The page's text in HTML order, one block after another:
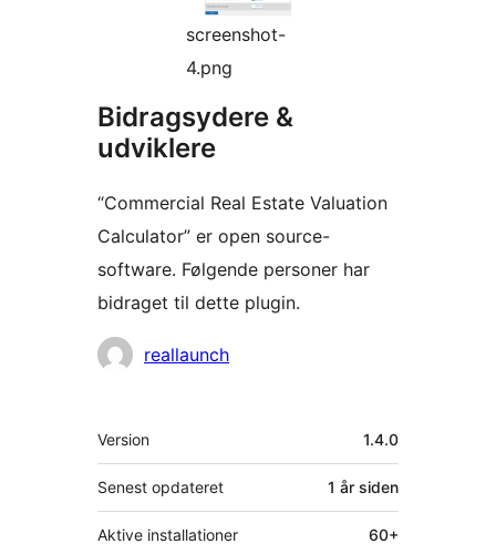
screenshot-
4.png
Bidragsydere &
udviklere
“Commercial Real Estate Valuation
Calculator” er open source-
software. Følgende personer har
bidraget til dette plugin.
Bidragsydere
reallaunch
Meta
Version 1.4.0
Senest opdateret 1 år siden
Aktive installationer 60+